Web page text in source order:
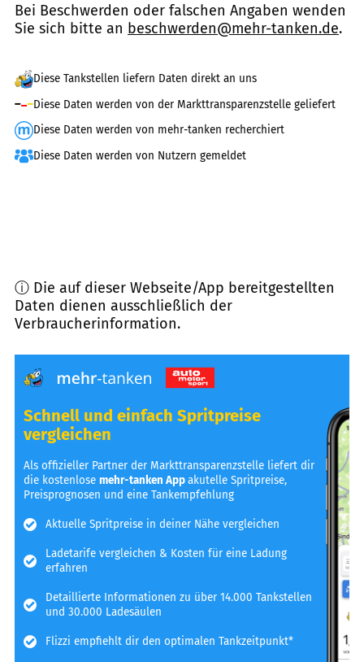
Bei Beschwerden oder falschen Angaben wenden
Sie sich bitte an beschwerden@mehr-tanken.de.
Diese Tankstellen liefern Daten direkt an uns
Diese Daten werden von der Markttransparenzstelle geliefert
Diese Daten werden von mehr-tanken recherchiert
Diese Daten werden von Nutzern gemeldet
ⓘ Die auf dieser Webseite/App bereitgestellten
Daten dienen ausschließlich der
Verbraucherinformation.
Schnell und einfach Spritpreise
vergleichen
Als offizieller Partner der Markttransparenzstelle liefert dir
die kostenlosemehr-tanken Appakutelle Spritpreise,
Preisprognosen und eine Tankempfehlung
Aktuelle Spritpreise in deiner Nähe vergleichen
Ladetarife vergleichen & Kosten für eine Ladung
erfahren
Detaillierte Informationen zu über 14.000 Tankstellen
und 30.000 Ladesäulen
Flizzi empfiehlt dir den optimalen Tankzeitpunkt*